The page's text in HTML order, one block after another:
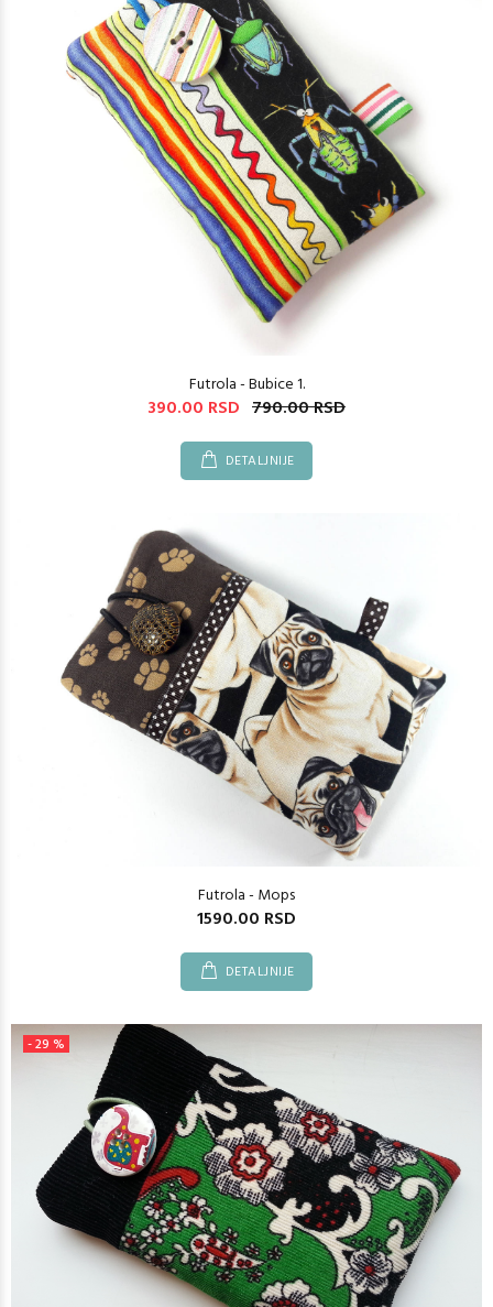
Futrola - Bubice 1.
390.00 RSD 790.00 RSD
DETALJNIJE
Futrola - Mops
1590.00 RSD
DETALJNIJE
- 29 %